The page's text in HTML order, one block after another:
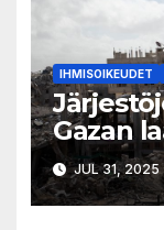
IHMISOIKEUDET
Gazan
JUL 31, 2025